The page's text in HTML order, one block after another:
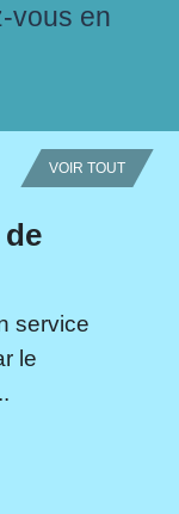
vous en
VOIR TOUT
service
le